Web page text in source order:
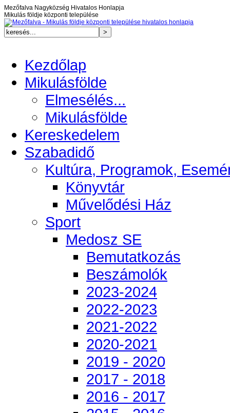
Mezőfalva Nagyközség Hivatalos Honlapja
Mikulás földje központi települése
Kezdőlap
Mikulásfölde
Elmesélés...
Mikulásfölde
Kereskedelem
Szabadidő
Kultúra, Programok,
Könyvtár
Művelődési Ház
Sport
Medosz SE
Bemutatkozás
Beszámolók
2023-2024
2022-2023
2021-2022
2020-2021
2019 - 2020
2017 - 2018
2016 - 2017